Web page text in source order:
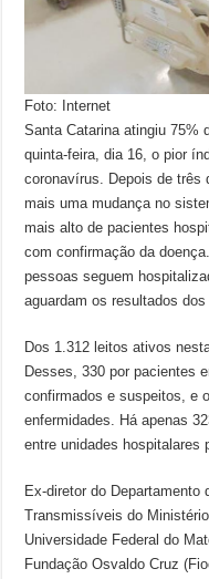
Foto: Internet
Santa Catarina atingiu 75%
quinta-feira, dia 16, o pior
coronavírus. Depois de três
mais uma mudança no
mais alto de pacientes
com confirmação da
pessoas seguem
aguardam os resultados
Dos 1.312 leitos ativos
Desses, 330 por pacientes
confirmados e suspeitos, e
enfermidades. Há apenas
entre unidades hospitalares
Ex-diretor do Departamento
Transmissíveis do
Universidade Federal do
Fundação Osvaldo Cruz